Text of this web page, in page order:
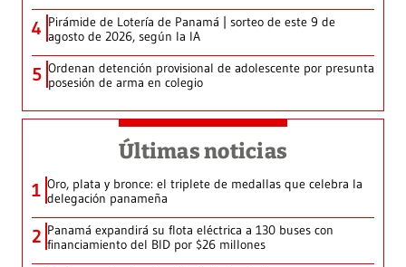
4 Pirámide de Lotería de Panamá | sorteo de este 9 de
agosto de 2026, según la IA
5 Ordenan detención provisional de adolescente por presunta
posesión de arma en colegio
Últimas noticias
1 Oro, plata y bronce: el triplete de medallas que celebra la
delegación panameña
2 Panamá expandirá su flota eléctrica a 130 buses con
financiamiento del BID por $26 millones